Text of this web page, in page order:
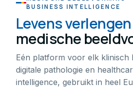
BUSINESS INTELLIGENCE
Levens verlengen
medische
Eén platform voor elk klinisch
digitale pathologie en
intelligence, gebruikt in heel